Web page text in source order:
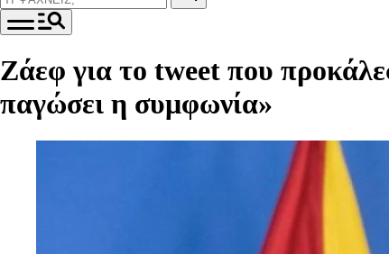
Ζάεφ για το tweet που
παγώσει η συμφωνία»